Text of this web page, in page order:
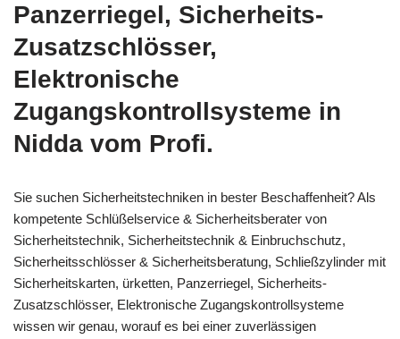
Panzerriegel, Sicherheits-
Zusatzschlösser,
Elektronische
Zugangskontrollsysteme in
Nidda vom Profi.
Sie suchen Sicherheitstechniken in bester Beschaffenheit? Als
kompetente Schlüßelservice & Sicherheitsberater von
Sicherheitstechnik, Sicherheitstechnik & Einbruchschutz,
Sicherheitsschlösser & Sicherheitsberatung, Schließzylinder mit
Sicherheitskarten, ürketten, Panzerriegel, Sicherheits-
Zusatzschlösser, Elektronische Zugangskontrollsysteme
wissen wir genau, worauf es bei einer zuverlässigen